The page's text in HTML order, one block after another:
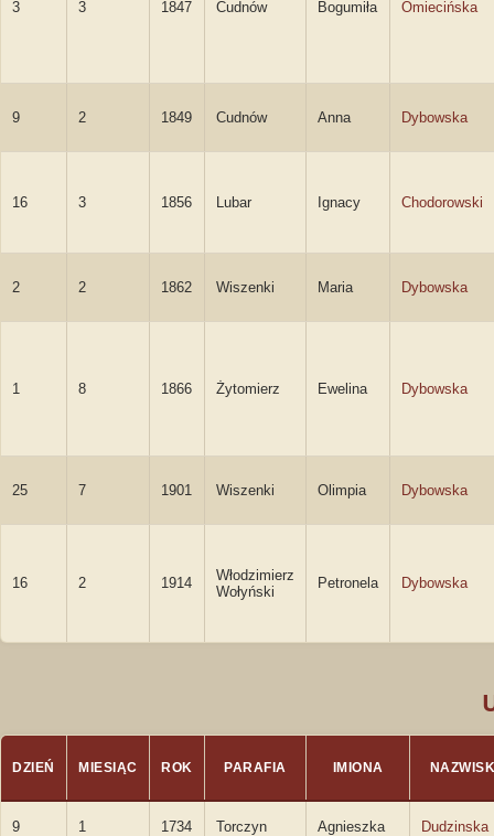
3 3 1847 Cudnów Bogumiła Omiecińska
9 2 1849 Cudnów Anna Dybowska
16 3 1856 Lubar Ignacy Chodorowski
2 2 1862 Wiszenki Maria Dybowska
1 8 1866 Żytomierz Ewelina Dybowska
25 7 1901 Wiszenki Olimpia Dybowska
16 2 1914
Włodzimierz
Wołyński
Petronela Dybowska
DZIEŃ MIESIĄC ROK PARAFIA IMIONA
9 1 1734 Torczyn Agnieszka Dudzinska